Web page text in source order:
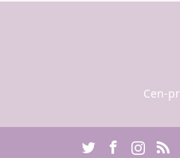
Cen-
Instagram
RSS